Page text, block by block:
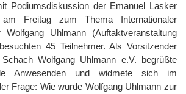
Podiumsdiskussion der Emanuel Lasker
Freitag zum Thema Internationaler
Wolfgang Uhlmann (Auftaktveranstaltung
45 Teilnehmer. Als Vorsitzender
Wolfgang Uhlmann e.V. begrüßte
Anwesenden und widmete sich im
Frage: Wie wurde Wolfgang Uhlmann zur